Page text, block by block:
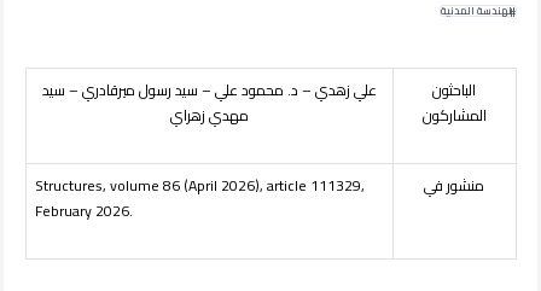
الهندسة المدنية
الباحثون
المشاركون
علي زهدي – د. محمود علي – سيد رسول ميرقادري – سيد
مهدي زهراي
منشور في Structures, volume 86(April 2026), article 111329,
February 2026.